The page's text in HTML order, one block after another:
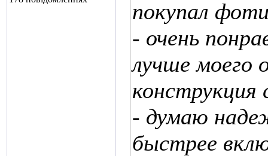
покупал
- очень
лучше моего
- думаю
быстрее